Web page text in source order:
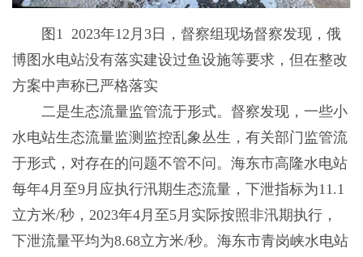
图1 2023年12月3日，督察组现场督察发现，俄
博图水电站没有落实建设过鱼设施等要求，但在整改
方案中声称已严格落实
二是生态流量监管流于形式。督察发现，一些小
水电站生态流量监测监控乱象丛生，有关部门监管流
于形式，对存在的问题不管不问。海东市高隆水电站
每年4月至9月应执行汛期生态流量，下泄指标为11.1
立方米/秒，2023年4月至5月实际按照非汛期执行，
下泄流量平均为8.68立方米/秒。海东市青岗峡水电站